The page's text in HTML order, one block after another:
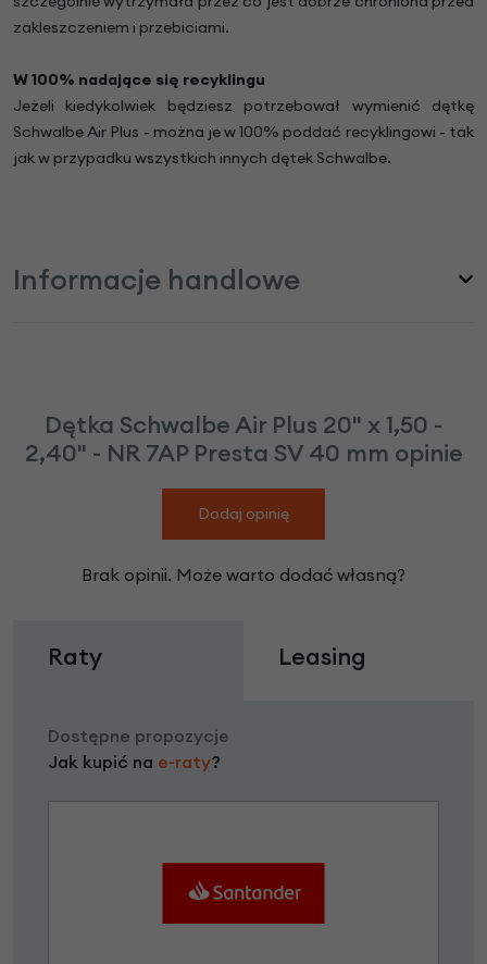
zakleszczeniem i przebiciami.
W 100% nadające się recyklingu
Jeżeli kiedykolwiek będziesz potrzebował wymienić dętkę
Schwalbe Air Plus - można je w 100% poddać recyklingowi - tak
jak w przypadku wszystkich innych dętek Schwalbe.
Informacje handlowe
Dętka Schwalbe Air Plus 20" x 1,50 -
2,40" - NR 7AP Presta SV 40 mm opinie
Dodaj opinię
Brak opinii. Może warto dodać własną?
Raty Leasing
Dostępne propozycje
Jak kupić na e-raty?